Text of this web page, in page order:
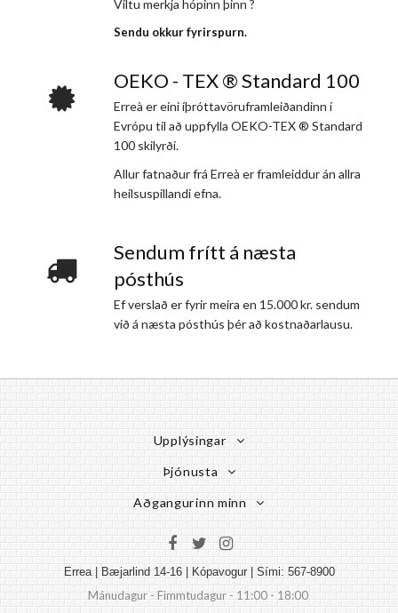
Viltu merkja hópinn þinn ?
Sendu okkur fyrirspurn.
OEKO - TEX ® Standard 100
Erreà er eini íþróttavöruframleiðandinn í
Evrópu til að uppfylla OEKO-TEX ® Standard
100 skilyrði.
Allur fatnaður frá Erreà er framleiddur án allra
heilsuspillandi efna.
Sendum frítt á næsta
pósthús
Ef verslað er fyrir meira en 15.000 kr. sendum
við á næsta pósthús þér að kostnaðarlausu.
Upplýsingar
Þjónusta
Aðgangurinn minn
Errea | Bæjarlind 14-16 | Kópavogur | Sími: 567-8900
Mánudagur - Fimmtudagur - 11:00 - 18:00